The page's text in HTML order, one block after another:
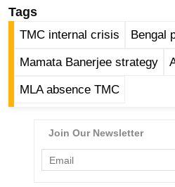
ली
वु
हॉ
ली
Tags
TMC internal crisis Bengal
Mamata Banerjee strategy
MLA absence TMC